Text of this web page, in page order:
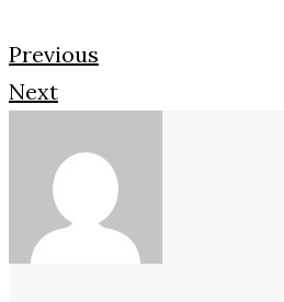
Previous
Next